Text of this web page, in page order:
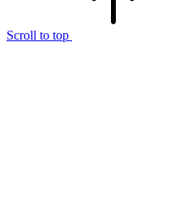
Scroll to top